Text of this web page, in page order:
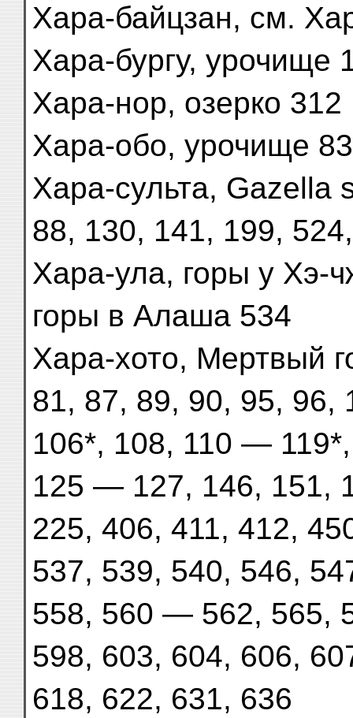
Хара-байцзан, см.
Хара-бургу, урочище
Хара-нор, озерко 312
Хара-обо, урочище 83
Хара-сульта, Gazella
88, 130, 141, 199,
Хара-ула, горы у Хэ-
горы в Алаша 534
Хара-хото, Мертвый
81, 87, 89, 90, 95,
106*, 108, 110 —
125 — 127, 146, 151,
225, 406, 411, 412,
537, 539, 540, 546,
558, 560 — 562, 565,
598, 603, 604, 606,
618, 622, 631, 636